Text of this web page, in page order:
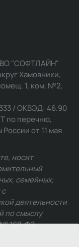
"СОФТЛАЙН"
Хамовники,
1, ком. №2,
/ ОКВЭД: 46.90
по перечню,
от 11 мая
носит
семейных,
деятельности
по смыслу
№ 168-ФЗ.